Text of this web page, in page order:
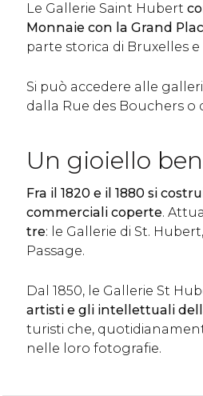
Le Gallerie Saint Hubert
Monnaie con la Grand
parte storica di Bruxelles
Si può accedere alle
dalla Rue des Bouchers o
Un gioiello
Fra il 1820 e il 1880 si
commerciali coperte.
tre: le Gallerie di St.
Passage.
Dal 1850, le Gallerie St
artisti e gli intellettuali
turisti che,
nelle loro fotografie.